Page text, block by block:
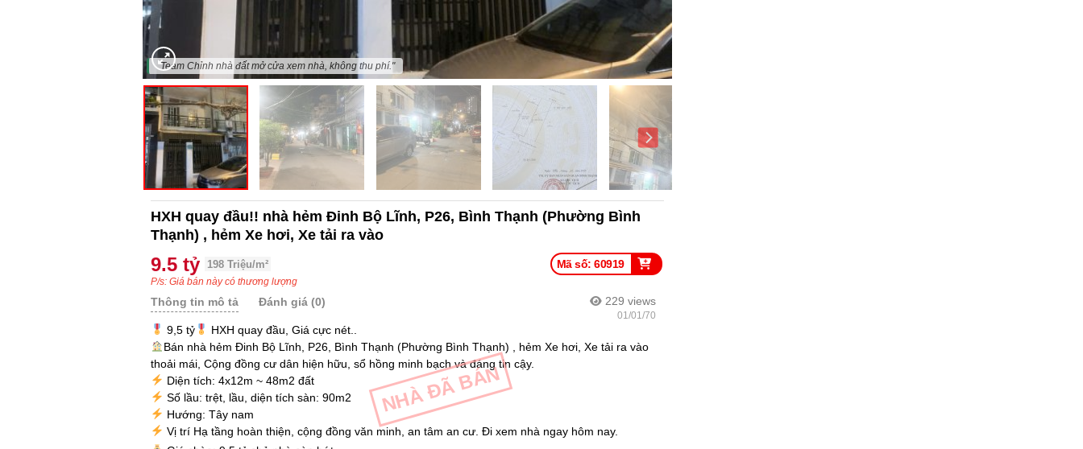
NHÀ ĐÃ BÁN
"Team Chỉnh nhà đất mở cửa xem nhà, không thu phí."
HXH quay đầu!! nhà hẻm Đinh Bộ Lĩnh, P26, Bình Thạnh (Phường Bình
Thạnh) , hẻm Xe hơi, Xe tải ra vào
Mã số: 60919
9.5 tỷ 198 Triệu/m²
P/s: Giá bán này có thương lượng
229 views
01/01/70
Thông tin mô tả Đánh giá (0)
9,5 tỷ
HXH quay đầu, Giá cực nét..
Bán nhà hẻm Đinh Bộ Lĩnh, P26, Bình Thạnh (Phường Bình Thạnh) , hẻm Xe hơi, Xe tải ra vào
thoải mái, Cộng đồng cư dân hiện hữu, sổ hồng minh bạch và đáng tin cậy.
Diện tích: 4x12m ~ 48m2 đất
Số lầu: trệt, lầu, diện tích sàn: 90m2
Hướng: Tây nam
Vị trí Hạ tầng hoàn thiện, cộng đồng văn minh, an tâm an cư. Đi xem nhà ngay hôm nay.